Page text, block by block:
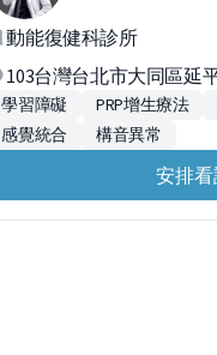
動能復健科診所
103台灣台北市大同區延
學習障礙 PRP增生療法
感覺統合
構音異常
安排看